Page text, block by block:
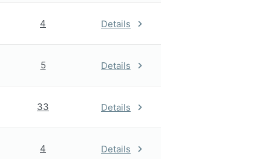
4 Details
5 Details
33 Details
4 Details